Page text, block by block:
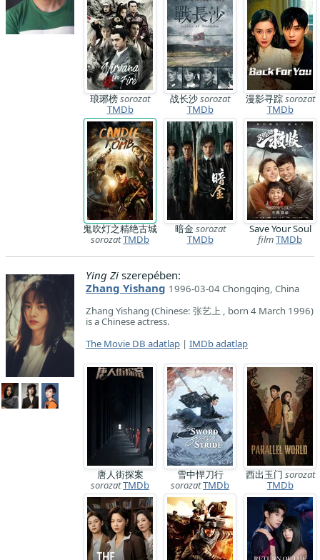
琅琊榜sorozat
TMDb
战长沙sorozat
TMDb
漫影寻踪sorozat
TMDb
鬼吹灯之精绝古城
sorozatTMDb
暗金sorozat
TMDb
Save Your Soul
filmTMDb
Ying Zi szerepében:
Zhang Yishang 1996-03-04 Chongqing, China
Zhang Yishang (Chinese: 张艺上 , born 4 March 1996)
is a Chinese actress.
The Movie DB adatlap | IMDb adatlap
唐人街探案
sorozatTMDb
雪中悍刀行
sorozatTMDb
西出玉门 sorozat
TMDb